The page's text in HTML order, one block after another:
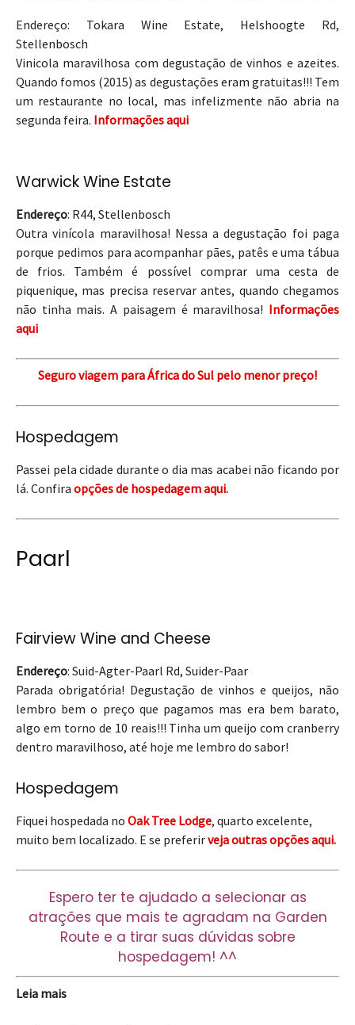
Endereço: Tokara Wine Estate, Helshoogte Rd,
Stellenbosch
Vinicola maravilhosa com degustação de vinhos e azeites.
Quando fomos (2015) as degustações eram gratuitas!!! Tem
um restaurante no local, mas infelizmente não abria na
segunda feira. Informações aqui
Warwick Wine Estate
Endereço: R44, Stellenbosch
Outra vinícola maravilhosa! Nessa a degustação foi paga
porque pedimos para acompanhar pães, patês e uma tábua
de frios. Também é possível comprar uma cesta de
piquenique, mas precisa reservar antes, quando chegamos
não tinha mais. A paisagem é maravilhosa! Informações
aqui
Seguro viagem para África do Sul pelo menor preço!
Hospedagem
Passei pela cidade durante o dia mas acabei não ficando por
lá. Confira opções de hospedagem aqui.
Paarl
Fairview Wine and Cheese
Endereço: Suid-Agter-Paarl Rd, Suider-Paar
Parada obrigatória! Degustação de vinhos e queijos, não
lembro bem o preço que pagamos mas era bem barato,
algo em torno de 10 reais!!! Tinha um queijo com cranberry
dentro maravilhoso, até hoje me lembro do sabor!
Hospedagem
Fiquei hospedada no Oak Tree Lodge, quarto excelente,
muito bem localizado. E se preferirveja outras opções aqui.
Espero ter te ajudado a selecionar as
atrações que mais te agradam na Garden
Route e a tirar suas dúvidas sobre
hospedagem! ^^
Leia mais